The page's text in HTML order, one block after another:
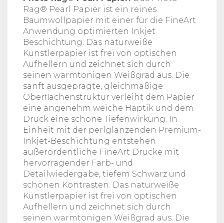
Rag® Pearl Papier ist ein reines
Baumwollpapier mit einer für die FineArt
Anwendung optimierten Inkjet
Beschichtung. Das naturweiße
Künstlerpapier ist frei von optischen
Aufhellern und zeichnet sich durch
seinen warmtonigen Weißgrad aus. Die
sanft ausgeprägte, gleichmäßige
Oberflächenstruktur verleiht dem Papier
eine angenehm weiche Haptik und dem
Druck eine schöne Tiefenwirkung. In
Einheit mit der perlglänzenden Premium-
Inkjet-Beschichtung entstehen
außerordentliche FineArt Drucke mit
hervorragender Farb- und
Detailwiedergabe, tiefem Schwarz und
schönen Kontrasten. Das naturweiße
Künstlerpapier ist frei von optischen
Aufhellern und zeichnet sich durch
seinen warmtonigen Weißgrad aus. Die